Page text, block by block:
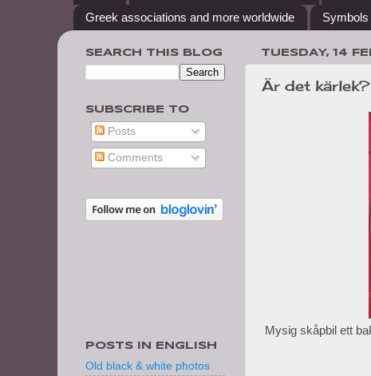
Greek associations and more worldwide
TUESDAY, 14
Är det kärlek?
Mysig skåpbil ett
SEARCH THIS BLOG
SUBSCRIBE TO
Posts
Comments
POSTS IN ENGLISH
Old black & white photos